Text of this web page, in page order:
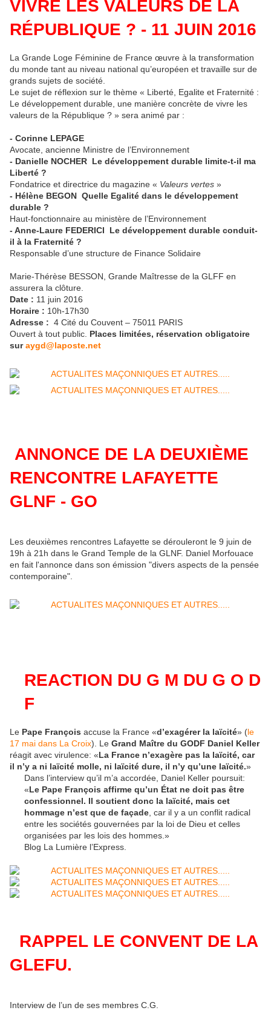
VIVRE LES VALEURS DE LA
RÉPUBLIQUE ? - 11 JUIN 2016
La Grande Loge Féminine de France œuvre à la transformation
du monde tant au niveau national qu’européen et travaille sur de
grands sujets de société.
Le sujet de réflexion sur le thème « Liberté, Egalite et Fraternité :
Le développement durable, une manière concrète de vivre les
valeurs de la République ? » sera animé par :
- Corinne LEPAGE
Avocate, ancienne Ministre de l’Environnement
- Danielle NOCHER Le développement durable limite-t-il ma
Liberté ?
Fondatrice et directrice du magazine « Valeurs vertes »
- Hélène BEGON Quelle Egalité dans le développement
durable ?
Haut-fonctionnaire au ministère de l’Environnement
- Anne-Laure FEDERICI Le développement durable conduit-
il à la Fraternité ?
Responsable d’une structure de Finance Solidaire
Marie-Thérèse BESSON, Grande Maîtresse de la GLFF en
assurera la clôture.
Date : 11 juin 2016
Horaire : 10h-17h30
Adresse : 4 Cité du Couvent – 75011 PARIS
Ouvert à tout public. Places limitées, réservation obligatoire
suraygd@laposte.net
ANNONCE DE LA DEUXIÈME
RENCONTRE LAFAYETTE
GLNF - GO
Les deuxièmes rencontres Lafayette se dérouleront le 9 juin de
19h à 21h dans le Grand Temple de la GLNF. Daniel Morfouace
en fait l'annonce dans son émission "divers aspects de la pensée
contemporaine".
REACTION DU G M DU G O D
F
Le Pape François accuse la France «d’exagérer la laïcité» (le
17 mai dans La Croix). Le Grand Maître du GODF Daniel Keller
réagit avec virulence: «La France n’exagère pas la laïcité, car
il n’y a ni laïcité molle, ni laïcité dure, il n’y qu’une laïcité.»
Dans l’interview qu’il m’a accordée, Daniel Keller poursuit:
«Le Pape François affirme qu’un État ne doit pas être
confessionnel. Il soutient donc la laïcité, mais cet
hommage n’est que de façade, car il y a un conflit radical
entre les sociétés gouvernées par la loi de Dieu et celles
organisées par les lois des hommes.»
Blog La Lumière l’Express.
RAPPEL LE CONVENT DE LA
GLEFU.
Interview de l’un de ses membres C.G.